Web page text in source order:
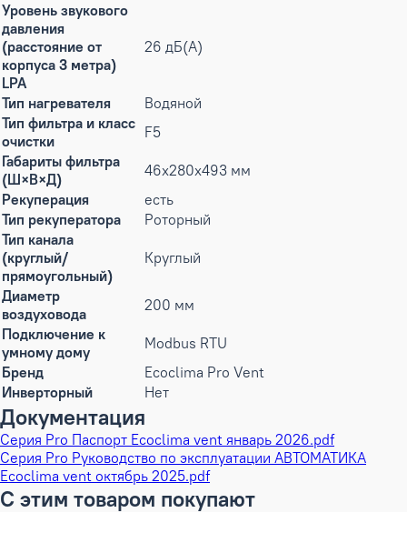
Уровень звукового
давления
(расстояние от
корпуса 3 метра)
LPA
26 дБ(А)
Тип нагревателя
Водяной
Тип фильтра и класс
очистки
F5
Габариты фильтра
(Ш×В×Д)
46x280x493 мм
Рекуперация
есть
Тип рекуператора
Роторный
Тип канала
(круглый/
прямоугольный)
Круглый
Диаметр
воздуховода
200 мм
Подключение к
умному дому
Modbus RTU
Бренд
Ecoclima Pro Vent
Инверторный
Нет
Документация
Cерия Pro Паспорт Ecoclima vent январь 2026.pdf
Cерия Pro Руководство по эксплуатации АВТОМАТИКА
Ecoclima vent октябрь 2025.pdf
С этим товаром покупают